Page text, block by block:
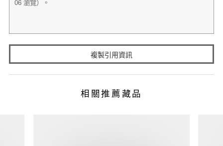
複製引用資訊
相關推薦藏品